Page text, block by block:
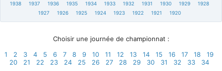
1938
1937 1936 1935 1934 1933 1932 1931 1930 1929
1928
1927
1926 1925 1924 1923 1922 1921 1920
Choisir une journée de championnat :
1
2 3 4 5 6 7 8 9 10 11 12 13 14 15 16 17 18
19
20
21 22 23 24 25 26 27 28 29 30 31 32 33
34